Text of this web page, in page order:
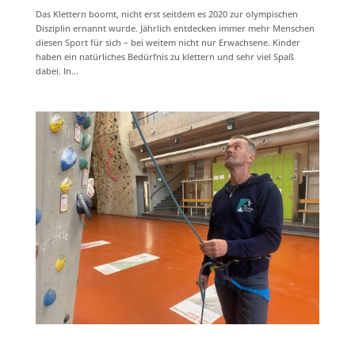
Das Klettern boomt, nicht erst seitdem es 2020 zur olympischen
Disziplin ernannt wurde. Jährlich entdecken immer mehr Menschen
diesen Sport für sich – bei weitem nicht nur Erwachsene. Kinder
haben ein natürliches Bedürfnis zu klettern und sehr viel Spaß
dabei. In...